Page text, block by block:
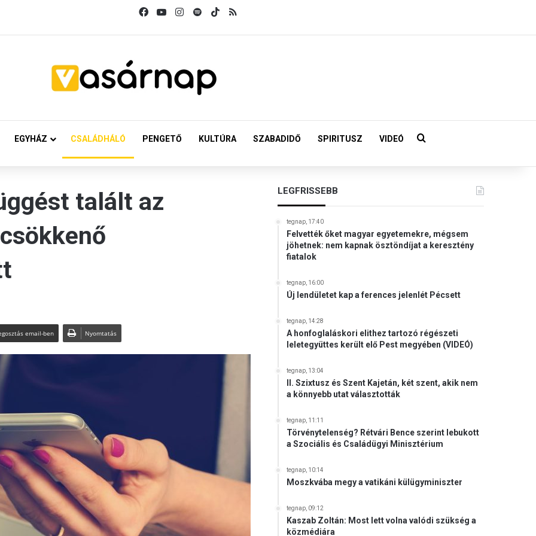
FacebookYouTubeInstagram
SpotifyTikTok
EGYHÁZ CSALÁDHÁLÓ PENGETŐ KULTÚRA SZABADIDŐ SPIRITUSZ VIDEÓ Keresés:
talált az
email-ben Nyomtatás
LEGFRISSEBB
tegnap, 17:40
Felvették őket magyar egyetemekre, mégsem
jöhetnek: nem kapnak ösztöndíjat a keresztény
fiatalok
tegnap, 16:00
Új lendületet kap a ferences jelenlét Pécsett
tegnap, 14:28
A honfoglaláskori elithez tartozó régészeti
leletegyüttes került elő Pest megyében (VIDEÓ)
tegnap, 13:04
II. Szixtusz és Szent Kajetán, két szent, akik nem
a könnyebb utat választották
tegnap, 11:11
Törvénytelenség? Rétvári Bence szerint lebukott
a Szociális és Családügyi Minisztérium
tegnap, 10:14
Moszkvába megy a vatikáni külügyminiszter
tegnap, 09:12
Kaszab Zoltán: Most lett volna valódi szükség a
közmédiára